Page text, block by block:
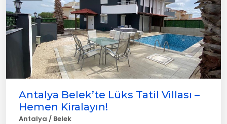
Antalya Belek’te Lüks Tatil Villası –
Hemen Kiralayın!
Antalya / Belek